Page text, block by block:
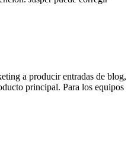
a producir entradas de blog,
principal. Para los equipos